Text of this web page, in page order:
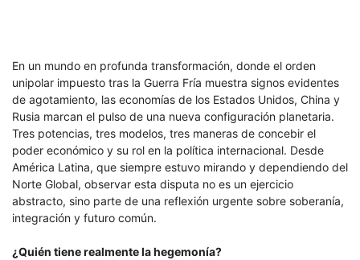
En un mundo en profunda transformación, donde el orden
unipolar impuesto tras la Guerra Fría muestra signos evidentes
de agotamiento, las economías de los Estados Unidos, China y
Rusia marcan el pulso de una nueva configuración planetaria.
Tres potencias, tres modelos, tres maneras de concebir el
poder económico y su rol en la política internacional. Desde
América Latina, que siempre estuvo mirando y dependiendo del
Norte Global, observar esta disputa no es un ejercicio
abstracto, sino parte de una reflexión urgente sobre soberanía,
integración y futuro común.
¿Quién tiene realmente la hegemonía?